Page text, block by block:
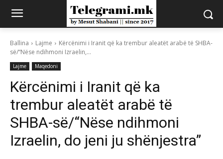
Ballina Lajme
Kërcënimi i Iranit që ka trembur aleatët arabë të SHBA-
së/“Nëse ndihmoni Izraelin,...
Lajme Maqedoni
Kërcënimi i Iranit që ka
trembur aleatët arabë të
SHBA-së/“Nëse ndihmoni
Izraelin, do jeni ju shënjestra”